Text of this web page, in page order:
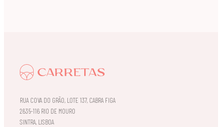
RUA COVA DO GRÃO, LOTE 137, CABRA FIGA
2635-116 RIO DE MOURO
SINTRA, LISBOA